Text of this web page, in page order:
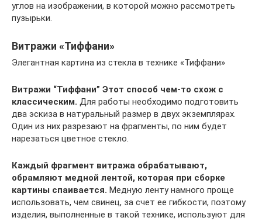
углов на изображении, в которой можно рассмотреть
пузырьки.
Витражи «Тиффани»
Элегантная картина из стекла в технике «Тиффани»
Витражи “Тиффани” Этот способ чем-то схож с
классическим. Для работы необходимо подготовить
два эскиза в натуральный размер в двух экземплярах.
Один из них разрезают на фрагменты, по ним будет
нарезаться цветное стекло.
Каждый фрагмент витража обрабатывают,
обрамляют медной лентой, которая при сборке
картины спаивается. Медную ленту намного проще
использовать, чем свинец, за счет ее гибкости, поэтому
изделия, выполненные в такой технике, используют для